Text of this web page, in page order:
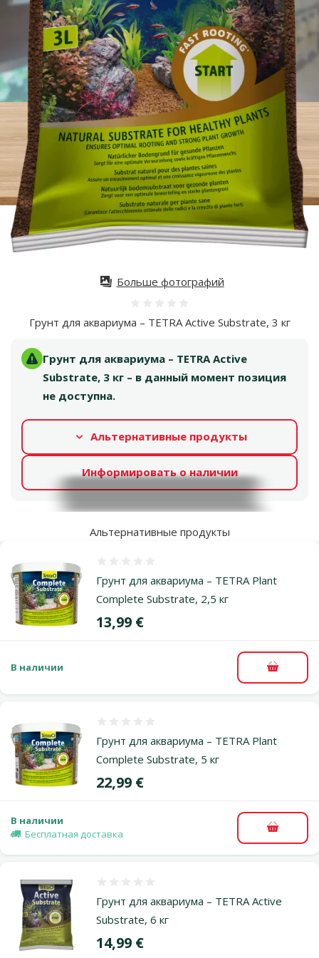
Грунт для аквариума – TETRA Active Substrate, 3 кг
Грунт для аквариума – TETRA Active
Substrate, 3 кг – в данный момент позиция
не доступна.
Альтернативные продукты
Информировать о наличии
Больше фотографий
Альтернативные продукты
Грунт для аквариума – TETRA Plant
Complete Substrate, 2,5 кг
Цена
13,99 €
В наличии В
Грунт для аквариума – TETRA Plant
Complete Substrate, 5 кг
Цена
22,99 €
В наличии
Бесплатная доставка
В
Грунт для аквариума – TETRA Active
Substrate, 6 кг
Цена
14,99 €